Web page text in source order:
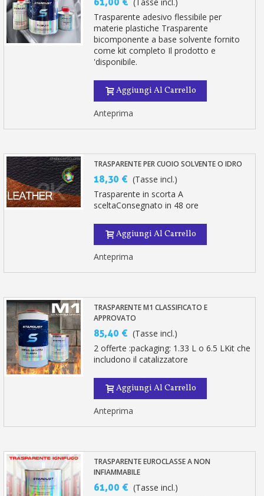
Trasparente adesivo flessibile per
materie plastiche Trasparente
bicomponente a base solvente fornito
come kit completo Il prodotto e
'disponibile.
Aggiungi Al Carrello
Anteprima
TRASPARENTE PER CUOIO SOLVENTE O IDRO
18,30 € (Tasse incl.)
Trasparente in scorta A
sceltaConsegnato in 48 ore
Aggiungi Al Carrello
Anteprima
TRASPARENTE M1 CLASSIFICATO E
APPROVATO
85,40 € (Tasse incl.)
2 offerte :packaging: 1.33 L o 6.5 LKit che
includono il catalizzatore
Aggiungi Al Carrello
Anteprima
TRASPARENTE EUROCLASSE A NON
INFIAMMABILE
61,00 € (Tasse incl.)